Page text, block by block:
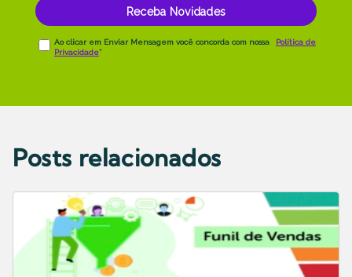
Posts relacionados